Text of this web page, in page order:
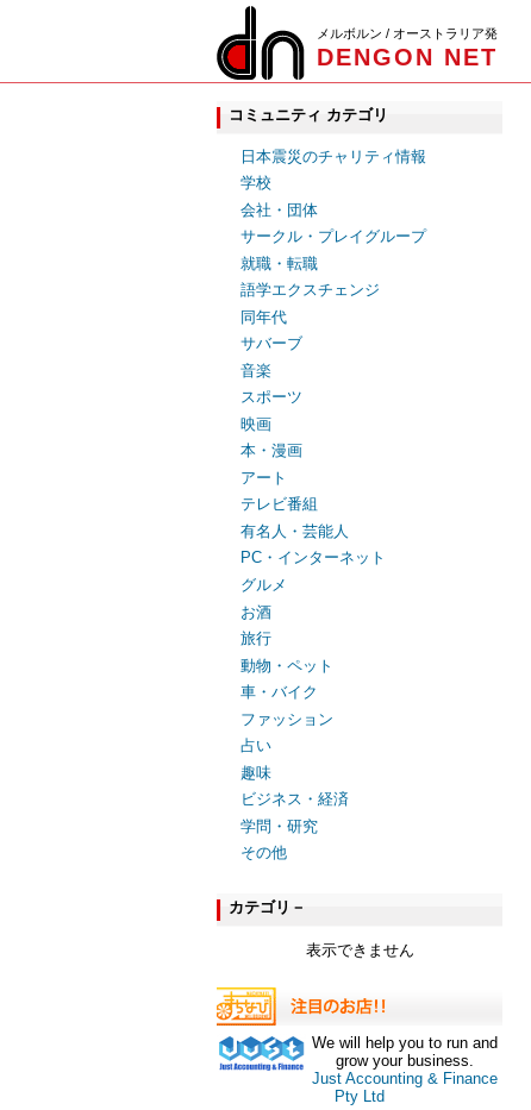
メルボルン / オーストラリア発
DENGON NET
コミュニティ カテゴリ
日本震災のチャリティ情報
学校
会社・団体
サークル・プレイグループ
就職・転職
語学エクスチェンジ
同年代
サバーブ
音楽
スポーツ
映画
本・漫画
アート
テレビ番組
有名人・芸能人
PC・インターネット
グルメ
お酒
旅行
動物・ペット
車・バイク
ファッション
占い
趣味
ビジネス・経済
学問・研究
その他
カテゴリ－
表示できません
We will help you to run and
grow your business.
Just Accounting & Finance
Pty Ltd